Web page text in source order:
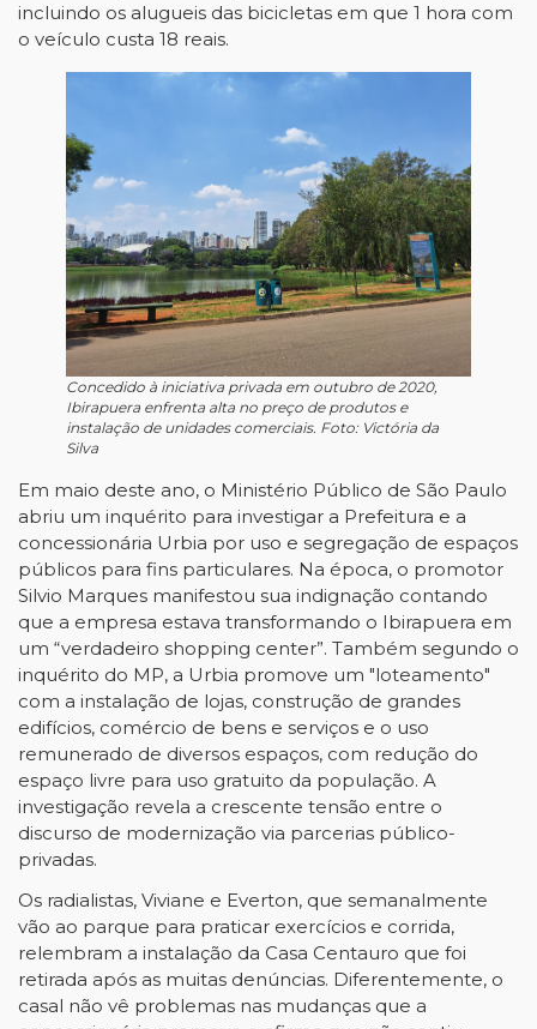
incluindo os alugueis das bicicletas em que 1 hora com
o veículo custa 18 reais.
Concedido à iniciativa privada em outubro de 2020,
Ibirapuera enfrenta alta no preço de produtos e
instalação de unidades comerciais. Foto: Victória da
Silva
Em maio deste ano, o Ministério Público de São Paulo
abriu um inquérito para investigar a Prefeitura e a
concessionária Urbia por uso e segregação de espaços
públicos para fins particulares. Na época, o promotor
Silvio Marques manifestou sua indignação contando
que a empresa estava transformando o Ibirapuera em
um “verdadeiro shopping center”. Também segundo o
inquérito do MP, a Urbia promove um "loteamento"
com a instalação de lojas, construção de grandes
edifícios, comércio de bens e serviços e o uso
remunerado de diversos espaços, com redução do
espaço livre para uso gratuito da população. A
investigação revela a crescente tensão entre o
discurso de modernização via parcerias público-
privadas.
Os radialistas, Viviane e Everton, que semanalmente
vão ao parque para praticar exercícios e corrida,
relembram a instalação da Casa Centauro que foi
retirada após as muitas denúncias. Diferentemente, o
casal não vê problemas nas mudanças que a